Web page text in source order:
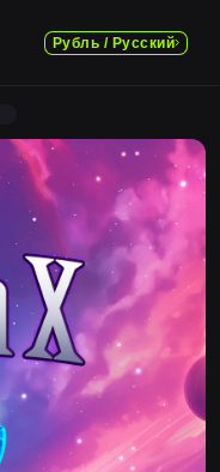
Рубль / Русский